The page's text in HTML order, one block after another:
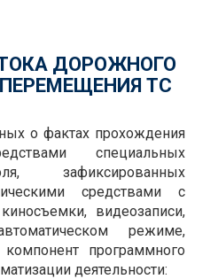
ДОРОЖНОГО
ТС
о фактах прохождения
специальных
зафиксированных
средствами с
видеозаписи,
режиме,
программного
деятельности: